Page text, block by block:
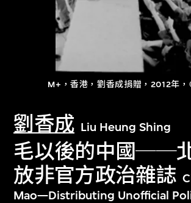
M+，香港，劉香成捐贈，2012年
劉香成 Liu Heung Shing
毛以後的中國──
放非官方政治雜誌
Mao—Distributing Unofficial
探索世界頂級的二十及二十一
文化藏品。